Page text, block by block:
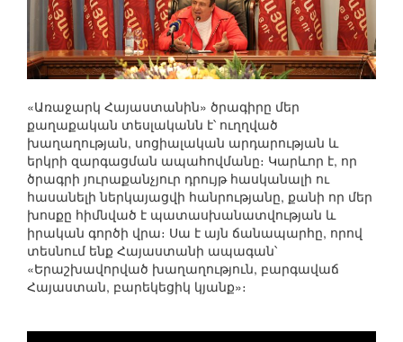
«Առաջարկ Հայաստանին» ծրագիրը մեր
քաղաքական տեսլականն է՝ ուղղված
խաղաղության, սոցիալական արդարության և
երկրի զարգացման ապահովմանը։ Կարևոր է, որ
ծրագրի յուրաքանչյուր դրույթ հասկանալի ու
հասանելի ներկայացվի հանրությանը, քանի որ մեր
խոսքը հիմնված է պատասխանատվության և
իրական գործի վրա։ Սա է այն ճանապարհը, որով
տեսնում ենք Հայաստանի ապագան՝
«Երաշխավորված խաղաղություն, բարգավաճ
Հայաստան, բարեկեցիկ կյանք»։